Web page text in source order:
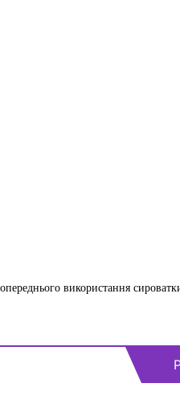
використання